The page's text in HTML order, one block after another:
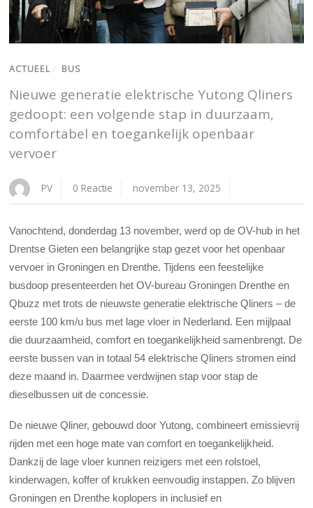
ACTUEEL / BUS
Nieuwe generatie elektrische Yutong Qliners
gedoopt: een volgende stap in duurzaam,
comfortabel en toegankelijk openbaar
vervoer
PV 0 Reactie november 13, 2025
Vanochtend, donderdag 13 november, werd op de OV-hub in het
Drentse Gieten een belangrijke stap gezet voor het openbaar
vervoer in Groningen en Drenthe. Tijdens een feestelijke
busdoop presenteerden het OV-bureau Groningen Drenthe en
Qbuzz met trots de nieuwste generatie elektrische Qliners – de
eerste 100 km/u bus met lage vloer in Nederland. Een mijlpaal
die duurzaamheid, comfort en toegankelijkheid samenbrengt. De
eerste bussen van in totaal 54 elektrische Qliners stromen eind
deze maand in. Daarmee verdwijnen stap voor stap de
dieselbussen uit de concessie.
De nieuwe Qliner, gebouwd door Yutong, combineert emissievrij
rijden met een hoge mate van comfort en toegankelijkheid.
Dankzij de lage vloer kunnen reizigers met een rolstoel,
kinderwagen, koffer of krukken eenvoudig instappen. Zo blijven
Groningen en Drenthe koplopers in inclusief en